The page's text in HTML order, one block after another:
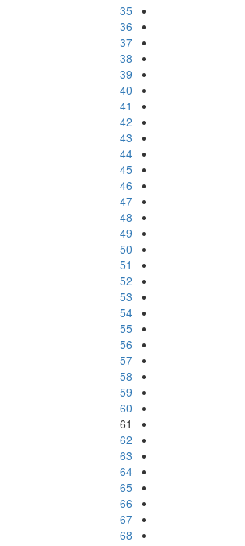
35
36
37
38
39
40
41
42
43
44
45
46
47
48
49
50
51
52
53
54
55
56
57
58
59
60
61
62
63
64
65
66
67
68